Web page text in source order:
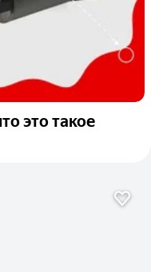
это такое